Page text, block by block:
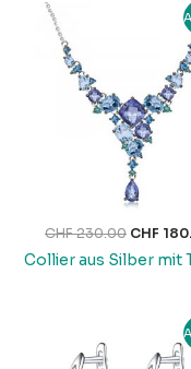
CHF230.00
CHF
CHF
Collier aus Silber mit
war: